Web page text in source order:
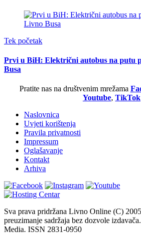
Tek početak
Prvi u BiH: Električni autobus na putu
Busa
Pratite nas na društvenim mrežama
Youtube, TikTok
Naslovnica
Uvjeti korištenja
Pravila privatnosti
Impressum
Oglašavanje
Kontakt
Arhiva
Sva prava pridržana Livno Online (C)
preuzimanje sadržaja bez dozvole
Media. ISSN 2831-0950